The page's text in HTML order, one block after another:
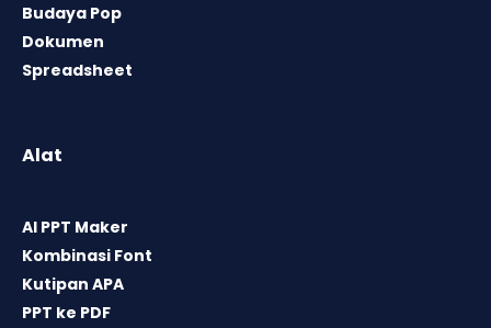
Budaya Pop
Dokumen
Spreadsheet
Alat
AI PPT Maker
Kombinasi Font
Kutipan APA
PPT ke PDF